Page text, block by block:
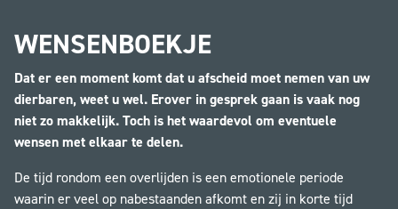
WENSENBOEKJE
Dat er een moment komt dat u afscheid moet nemen van uw
dierbaren, weet u wel. Erover in gesprek gaan is vaak nog
niet zo makkelijk. Toch is het waardevol om eventuele
wensen met elkaar te delen.
De tijd rondom een overlijden is een emotionele periode
waarin er veel op nabestaanden afkomt en zij in korte tijd